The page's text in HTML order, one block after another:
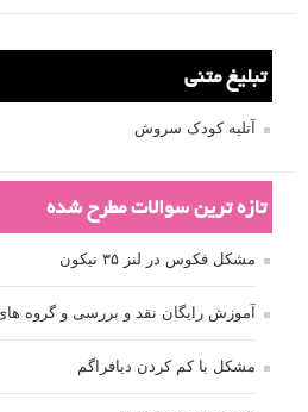
تبلیغ متنی
آتلیه کودک سروش
تازه ترین سوالات مطرح شده
مشکل فکوس در لنز ۳۵ نیکون
آموزش رایگان نقد و بررسی و گروه
مشکل با کم کردن دیافراگم